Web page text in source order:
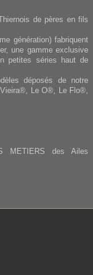
de pères en fils
génération) fabriquent
une gamme exclusive
petites séries haut de
déposés de notre
Le O®, Le Flo®,
METIERS des Ailes